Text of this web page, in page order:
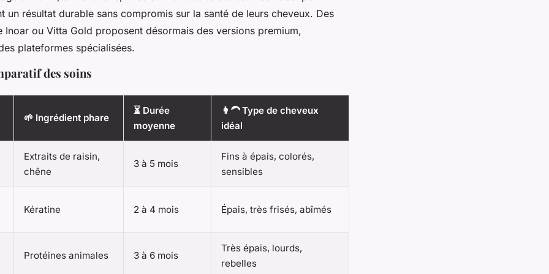
un résultat durable sans compromis sur la santé de leurs cheveux. Des
Inoar ou Vitta Gold proposent désormais des versions premium,
plateformes spécialisées.
des soins
🌱 Ingrédient phare
⏳ Durée
moyenne
👩‍🦱 Type de cheveux
idéal
Extraits de raisin,
chêne
3 à 5 mois
Fins à épais, colorés,
sensibles
Kératine 2 à 4 mois Épais, très frisés, abîmés
Protéines animales 3 à 6 mois
Très épais, lourds,
rebelles